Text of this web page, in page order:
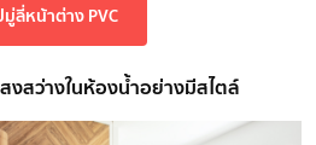
ลี่หน้าต่าง PVC
งสว่างในห้องน้ำอย่างมีสไตล์